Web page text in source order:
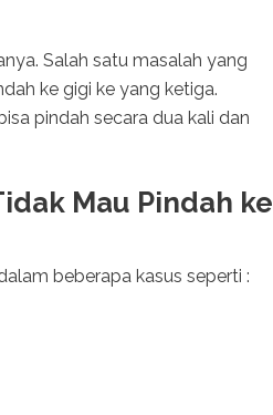
Salah satu masalah yang
ke gigi ke yang ketiga.
pindah secara dua kali dan
Mau Pindah ke
beberapa kasus seperti :